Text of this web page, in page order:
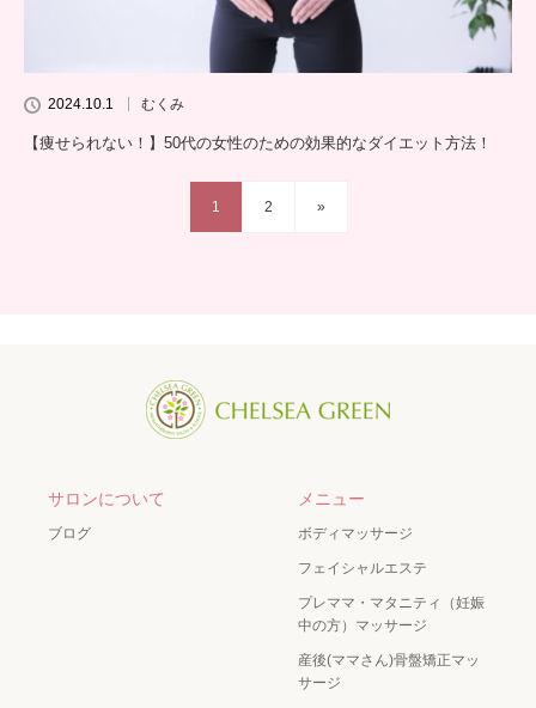
2024.10.1 むくみ
【痩せられない！】50代の女性のための効果的なダイエット方法！
1 2 »
サロンについて
ブログ
メニュー
ボディマッサージ
フェイシャルエステ
プレママ・マタニティ（妊娠
中の方）マッサージ
産後(ママさん)骨盤矯正マッ
サージ